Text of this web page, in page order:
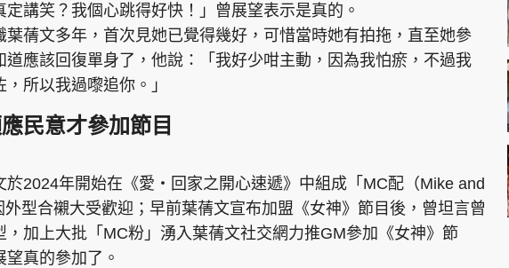
定講笑？我個心跳得好快！」曾展望表示是真的。
葉蒨文多年，首次見她已覺得幾好，可惜當時她有拍拖，直至她參
道應該回復單身了，他說：「我好少咁主動，因為我怕瘀，不過我
所以我過嚟追你。」
民意才參加節目
於2024年開始在《愛‧回家之開心速遞》中組成「MC配（Mike and
外型合襯大受歡迎；早前葉蒨文宣布加盟《女神》節目後，曾坦言曾
，加上大批「MC粉」湧入葉蒨文社交網力推GM參加《女神》節
望真的參加了。